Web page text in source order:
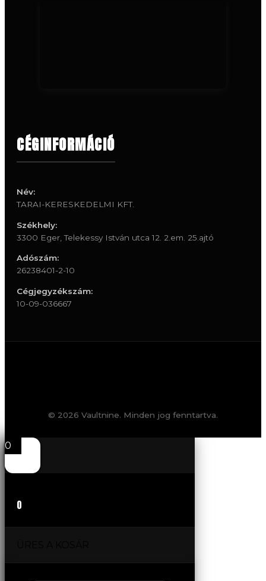
CÉGINFORMÁCIÓ
Név:
TARAI-KERESKEDELMI KFT.
Székhely:
3300 Eger, Telekessy István utca 12. 2.em. 25.ajtó
Adószám:
26238401-2-10
Cégjegyzékszám:
10-09-036667
© 2026 Vaultnine. Minden jog fenntartva.
0
0